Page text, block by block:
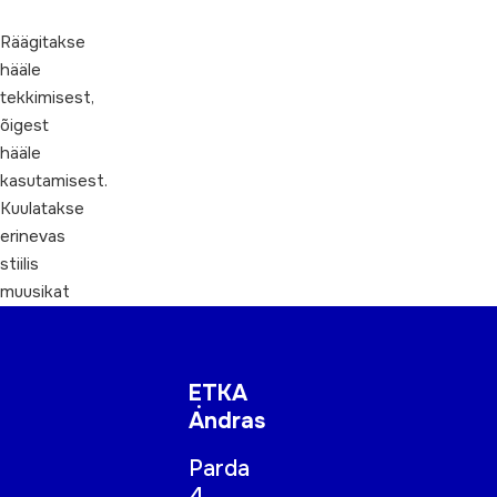
Räägitakse
hääle
tekkimisest,
õigest
hääle
kasutamisest.
Kuulatakse
erinevas
stiilis
muusikat
ETKA
Andras
Parda